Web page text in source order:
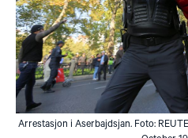
Arrestasjon i Aserbajdsjan. Foto: